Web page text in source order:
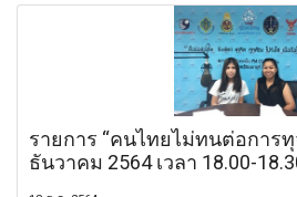
รายการ “คนไทยไม่ทนต่อการ
ธันวาคม 2564 เวลา 18.00-